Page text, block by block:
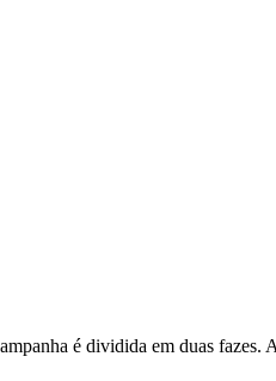
é dividida em duas fazes.